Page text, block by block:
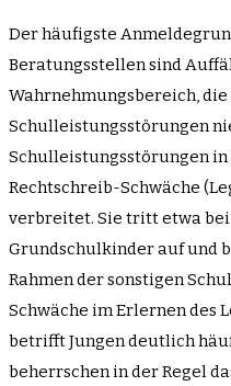
Der häufigste
Beratungsstellen sind
Wahrnehmungsbereich, die
Schulleistungsstörungen
Schulleistungsstörungen
Rechtschreib-Schwäche
verbreitet. Sie tritt etwa bei
Grundschulkinder auf und
Rahmen der sonstigen
Schwäche im Erlernen des
betrifft Jungen deutlich
beherrschen in der Regel